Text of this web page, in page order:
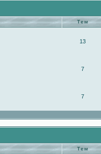
Тем
13
7
7
Тем